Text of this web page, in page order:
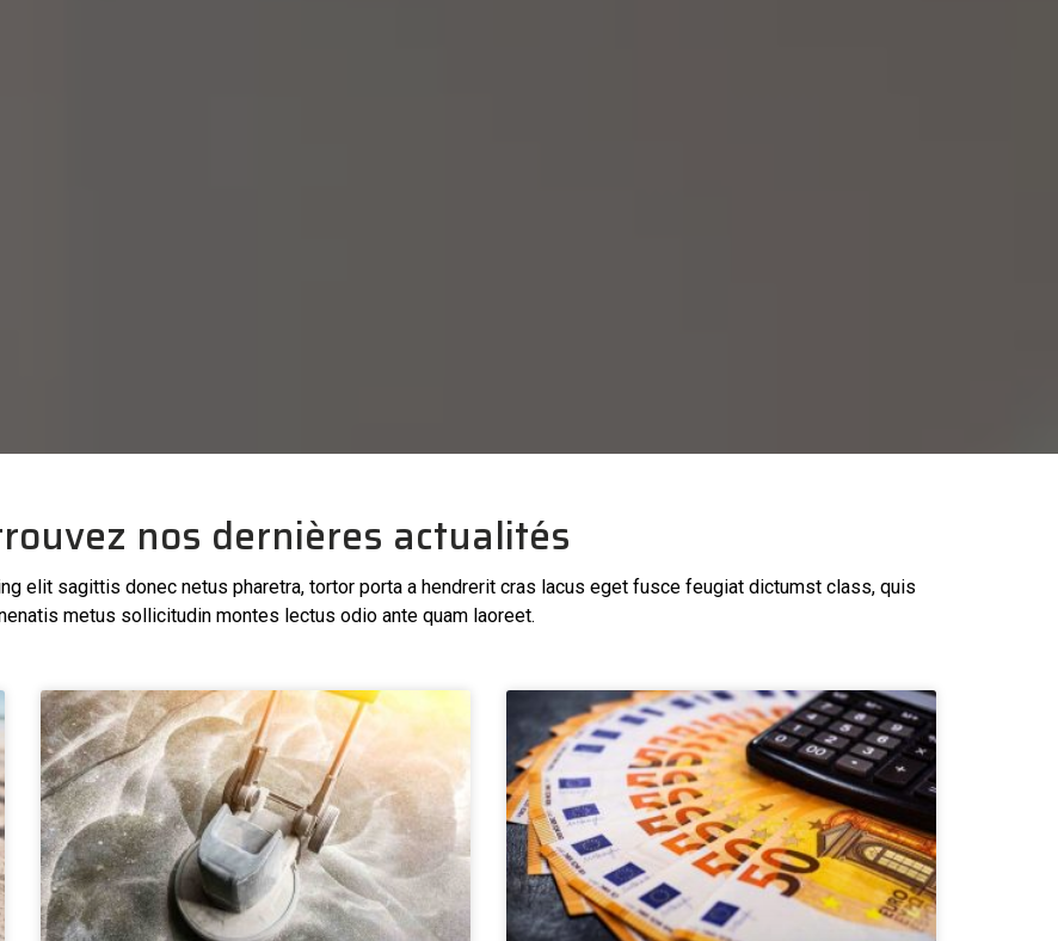
nos dernières actualités
elit sagittis donec netus pharetra, tortor porta a hendrerit cras lacus eget fusce feugiat dictumst class, quis
metus sollicitudin montes lectus odio ante quam laoreet.